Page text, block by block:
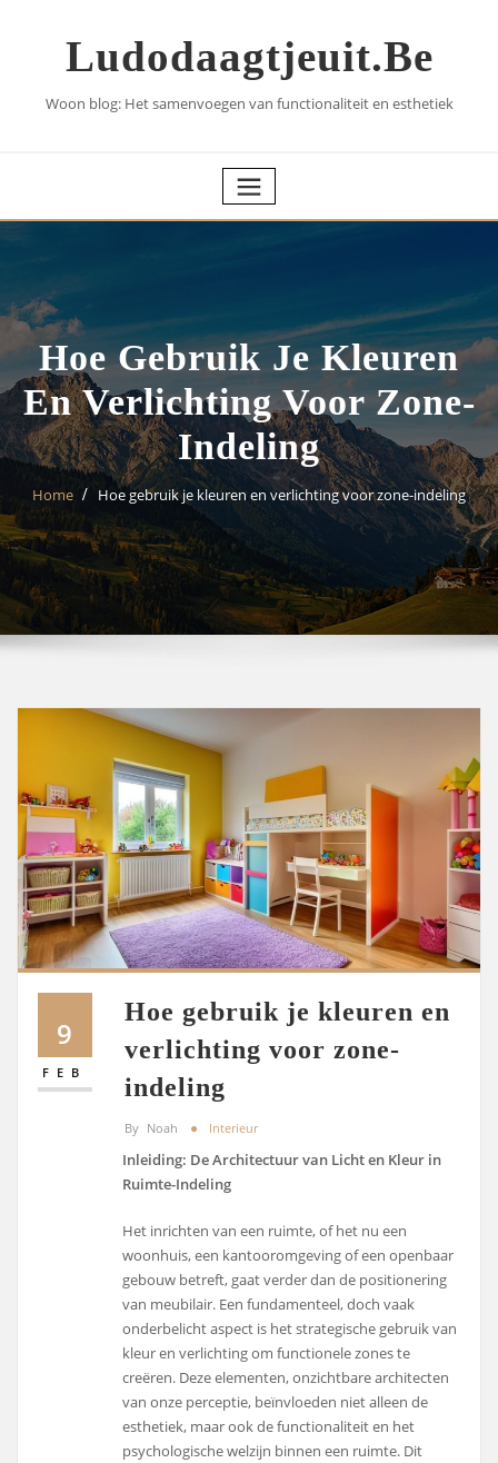
Ludodaagtjeuit.be
Woon blog: Het samenvoegen van functionaliteit en esthetiek
Hoe Gebruik Je Kleuren
En Verlichting Voor Zone-
Indeling
Home Hoe gebruik je kleuren en verlichting voor zone-indeling
9
FEB
Hoe gebruik je kleuren en
verlichting voor zone-
indeling
By Noah Interieur
Inleiding: De Architectuur van Licht en Kleur in
Ruimte-Indeling
Het inrichten van een ruimte, of het nu een
woonhuis, een kantooromgeving of een openbaar
gebouw betreft, gaat verder dan de positionering
van meubilair. Een fundamenteel, doch vaak
onderbelicht aspect is het strategische gebruik van
kleur en verlichting om functionele zones te
creëren. Deze elementen, onzichtbare architecten
van onze perceptie, beïnvloeden niet alleen de
esthetiek, maar ook de functionaliteit en het
psychologische welzijn binnen een ruimte. Dit